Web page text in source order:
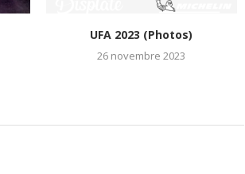
UFA 2023 (Photos)
26 novembre 2023